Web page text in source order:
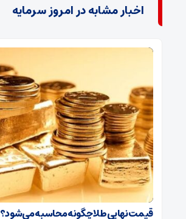
اخبار مشابه در امروز سرمایه
قیمت نهایی طلا چگونه محاسبه می‌شود؟